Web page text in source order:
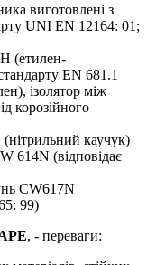
виготовлені з
UNI EN 12164: 01;
(етилен-
EN 681.1
ізолятор між
корозійного
каучук)
614N (відповідає
CW617N
99)
, - переваги: